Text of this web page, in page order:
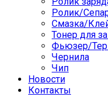
Ролик/
Смазка/
Тонер для
Фьюзер/
Чернила
Чип
Новости
Контакты